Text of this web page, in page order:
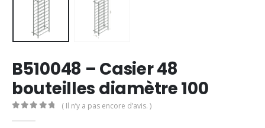
B510048 – Casier 48
bouteilles diamètre 100
( Il n’y a pas encore d’avis. )